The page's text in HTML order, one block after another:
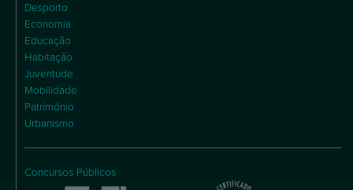
Desporto
Economia
Educação
Habitação
Juventude
Mobilidade
Património
Urbanismo
Concursos Públicos